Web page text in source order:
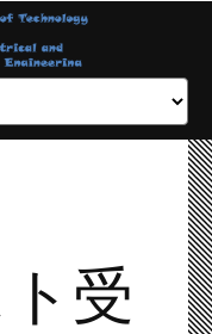
受